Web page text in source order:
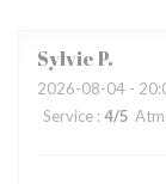
SylvieP
2026-08-04 -
Service : 4/5